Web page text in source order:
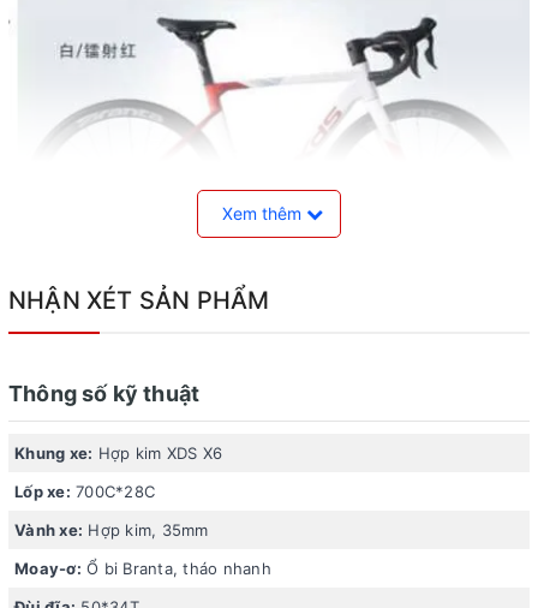
Khung xe hợp kim XDS X6
bỉ cho toàn bộ cấu trúc xe. Hợp kim XDS X6 không chỉ nhẹ
mà còn có khả năng chống ăn mòn tốt, giúp xe hoạt động
Xem thêm
NHẬN XÉT SẢN PHẨM
Thông số kỹ thuật
Khung xe: Hợp kim XDS X6
Lốp xe: 700C*28C
Vành xe: Hợp kim, 35mm
Moay-ơ: Ổ bi Branta, tháo nhanh